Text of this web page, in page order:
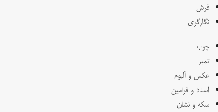
فرش
نگارگری
چوب
تمبر
عکس و آلبوم
اسناد و فرامین
سکه و نشان